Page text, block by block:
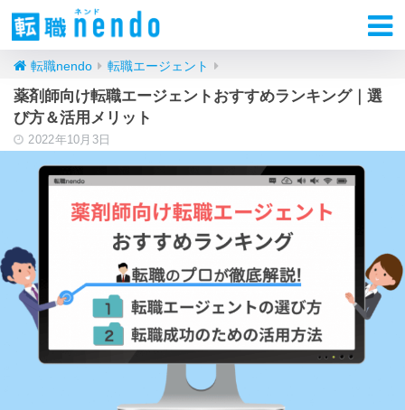
転職nendo 転職エージェント
薬剤師向け転職エージェントおすすめランキング｜選
び方＆活用メリット
2022年10月3日